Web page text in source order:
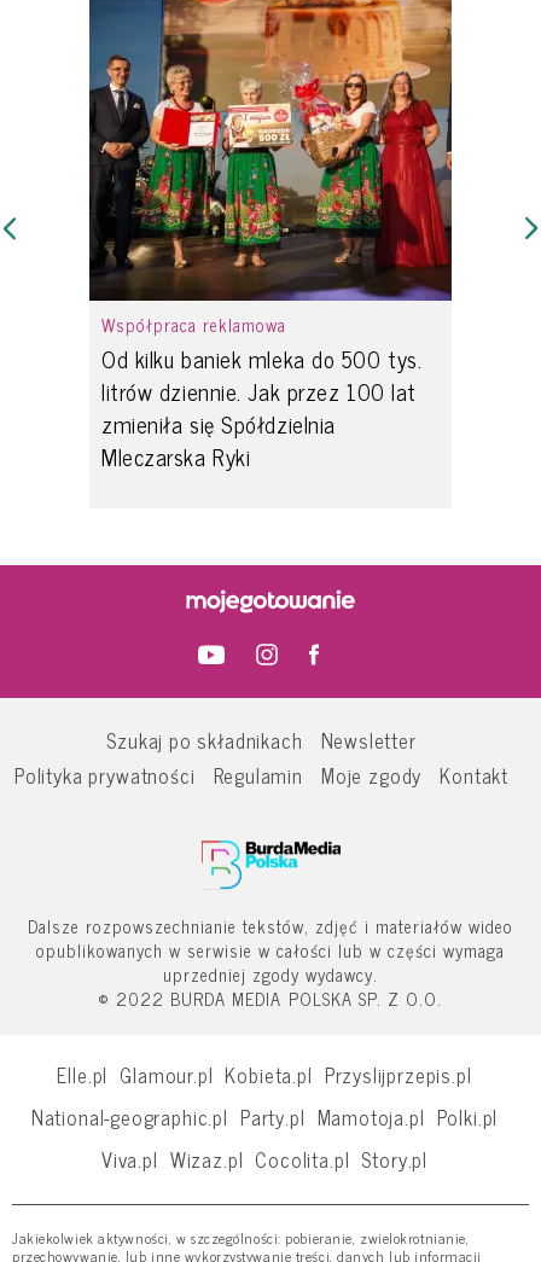
Współpraca reklamowa
Od kilku baniek mleka do 500 tys.
litrów dziennie. Jak przez 100 lat
zmieniła się Spółdzielnia
Mleczarska Ryki
Szukaj po składnikach
Newsletter
Polityka prywatności
Regulamin Moje zgody Kontakt
Dalsze rozpowszechnianie tekstów, zdjęć i materiałów wideo
opublikowanych w serwisie w całości lub w części wymaga
uprzedniej zgody wydawcy.
© 2022 BURDA MEDIA POLSKA SP. Z O.O.
Elle.pl Glamour.pl Kobieta.pl Przyslijprzepis.pl
National-geographic.pl Party.pl Mamotoja.pl Polki.pl
Viva.pl Wizaz.pl Cocolita.pl Story.pl
Jakiekolwiek aktywności, w szczególności: pobieranie, zwielokrotnianie,
przechowywanie, lub inne wykorzystywanie treści, danych lub informacji